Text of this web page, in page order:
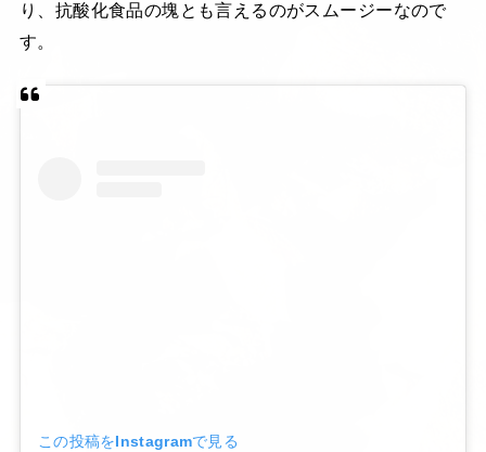
り、抗酸化食品の塊とも言えるのがスムージーなので
す。
この投稿をInstagramで見る